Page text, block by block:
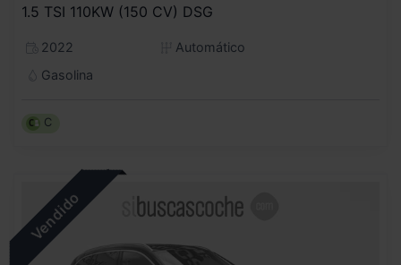
1.5 TSI 110KW (150 CV) DSG
2022
Automático
Gasolina
C